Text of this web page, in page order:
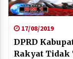
17/08/2019
DPRD
Rakyat Tidak